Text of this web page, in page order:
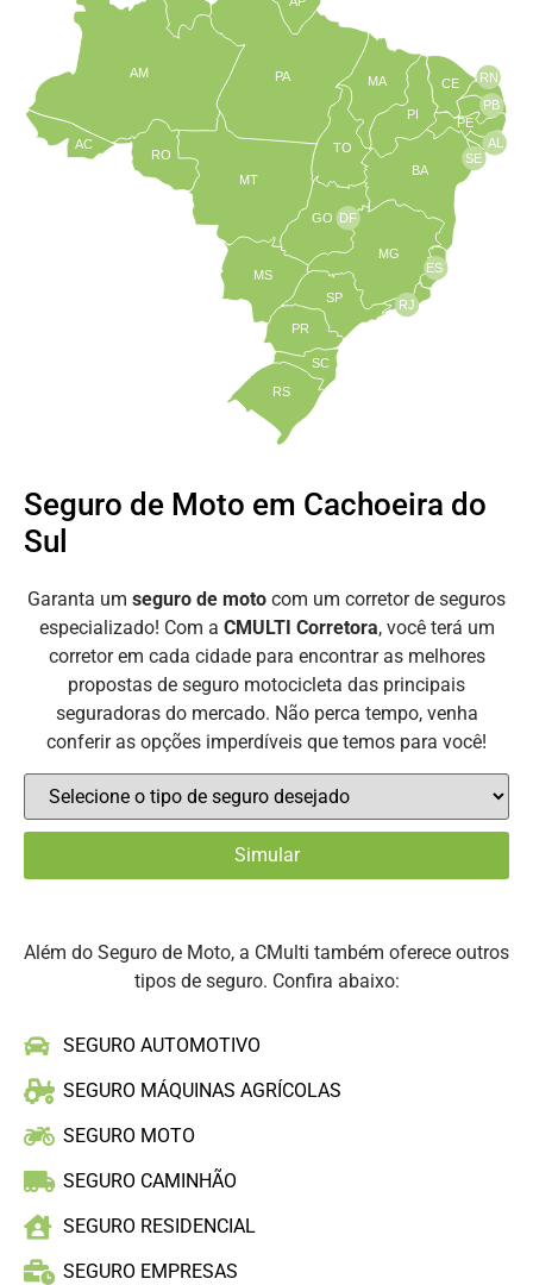
TO
BA
SE
PE
AL
RN
CE
PI
MA
PA
AM
AC
RO
MT
MS
GO
PR
SC
RS
SP
MG
RJ
ES
DF
PB
Seguro de Moto em Cachoeira do
Sul
Garanta um seguro de moto com um corretor de seguros
especializado! Com a CMULTI Corretora, você terá um
corretor em cada cidade para encontrar as melhores
propostas de seguro motocicleta das principais
seguradoras do mercado. Não perca tempo, venha
conferir as opções imperdíveis que temos para você!
Além do Seguro de Moto, a CMulti também oferece outros
tipos de seguro. Confira abaixo:
SEGURO AUTOMOTIVO
SEGURO MÁQUINAS AGRÍCOLAS
SEGURO MOTO
SEGURO CAMINHÃO
SEGURO RESIDENCIAL
SEGURO EMPRESAS